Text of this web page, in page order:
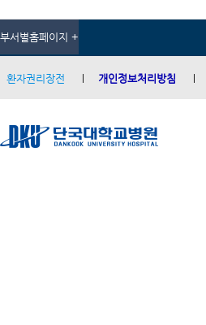
부서별홈페이지 +
환자권리장전 개인정보처리방침